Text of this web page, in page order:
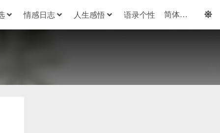
情感日志 人生感悟 语录个性